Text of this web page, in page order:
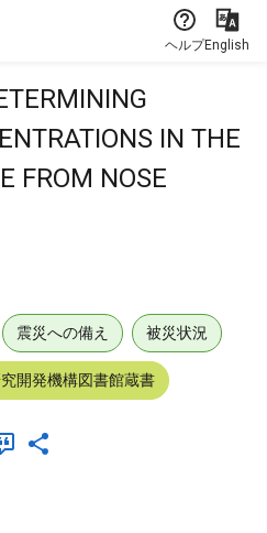
ヘルプEnglish
IN THE
FROM NOSE
震災への備え 被災状況
開発機構図書館蔵書